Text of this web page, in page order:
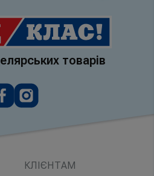
товарів
КЛІЄНТАМ